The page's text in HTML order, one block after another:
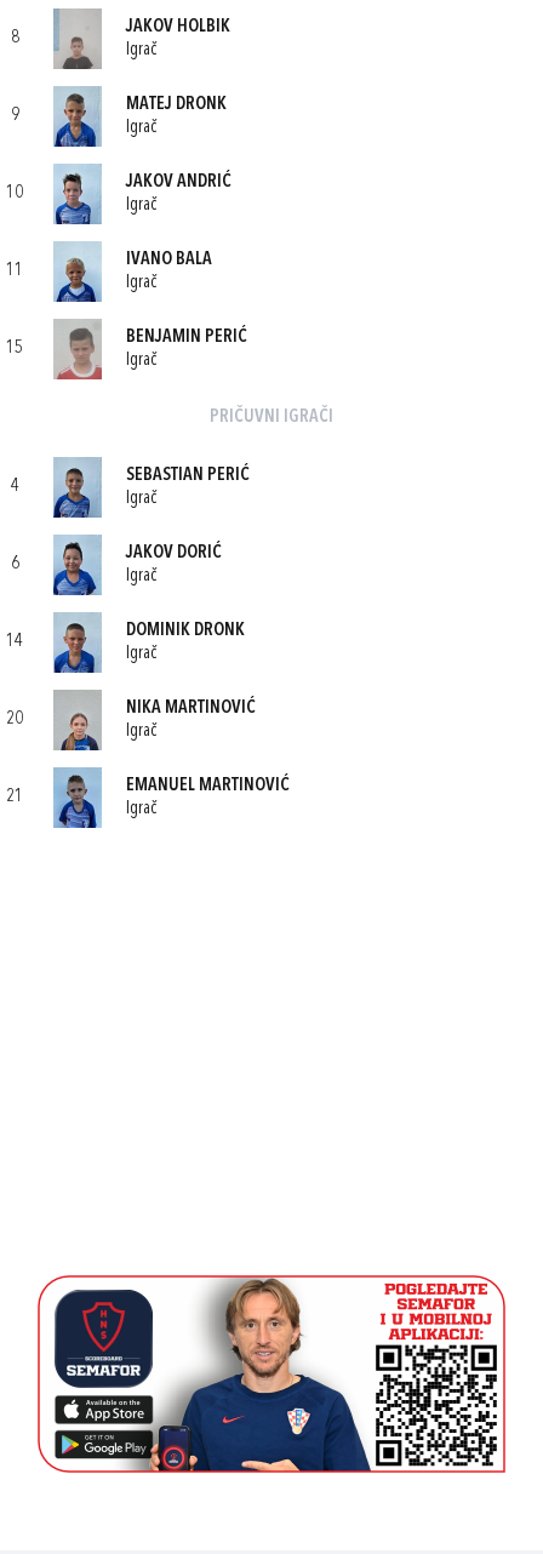
8
JAKOV HOLBIK
Igrač
9
MATEJ DRONK
Igrač
10
JAKOV ANDRIĆ
Igrač
11
IVANO BALA
Igrač
15
BENJAMIN PERIĆ
Igrač
PRIČUVNI IGRAČI
4
SEBASTIAN PERIĆ
Igrač
6
JAKOV DORIĆ
Igrač
14
DOMINIK DRONK
Igrač
20
NIKA MARTINOVIĆ
Igrač
21
EMANUEL MARTINOVIĆ
Igrač